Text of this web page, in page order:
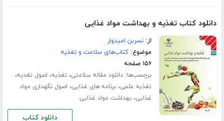
دانلود کتاب تغذیه و بهداشت مواد غذایی
از:نسرىن امیدوار
موضوع:کتاب‌های سلامت و تغذیه
۱۵۶ صفحه
برچسب‌ها:دانلود مقاله سلامتی، تغذیه، اصول تغدیه،
تغذیه علمی،برنامه های غذایی، اصول نگهداری مواد
غذایی،بهداشت مواد غذایی
دانلود کتاب